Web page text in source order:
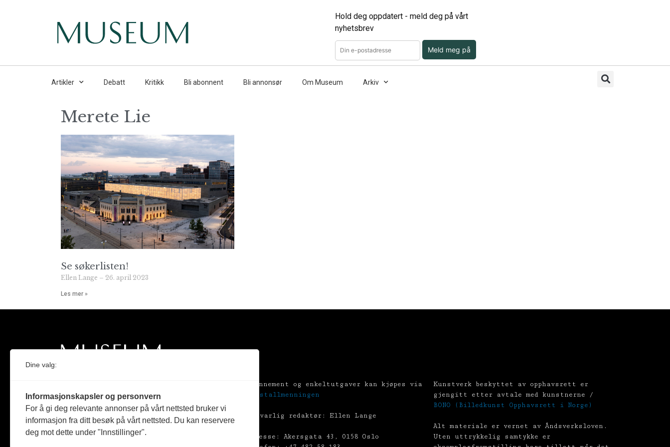
Hold deg oppdatert - meld deg på vårt
nyhetsbrev
Meld meg på
Artikler Debatt Kritikk Bli abonnent Bli annonsør Om Museum Arkiv
Merete Lie
Se søkerlisten!
Ellen Lange 26. april 2023
Les mer »
Medlem i Norsk tidsskriftforening og
Fagpressen
Støttet av Kulturrådet og Norges
Abonnement og enkeltutgaver kan kjøpes via
Tekstallmenningen
Ansvarlig redaktør: Ellen Lange
Adresse: Akersgata 43, 0158 Oslo
Kunstverk beskyttet av opphavsrett er
gjengitt etter avtale med kunstnerne /
BONO (Billedkunst Opphavsrett i Norge)
Alt materiale er vernet av Åndsverksloven.
Uten uttrykkelig samtykke er
Dine valg:
Informasjonskapsler og personvern
For å gi deg relevante annonser på vårt nettsted bruker vi
informasjon fra ditt besøk på vårt nettsted. Du kan reservere
deg mot dette under "Innstillinger".